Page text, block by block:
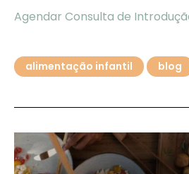
Agendar Consulta de
alimentação infantil blog